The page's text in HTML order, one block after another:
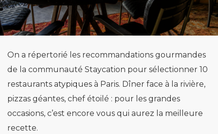
On a répertorié les recommandations gourmandes
de la communauté Staycation pour sélectionner 10
restaurants atypiques à Paris. Dîner face à la rivière,
pizzas géantes, chef étoilé : pour les grandes
occasions, c’est encore vous qui aurez la meilleure
recette.